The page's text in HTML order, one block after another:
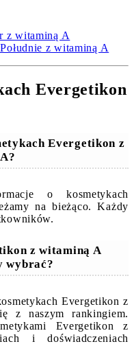
z witaminą A
z witaminą A
Evergetikon
Evergetikon z
o kosmetykach
na bieżąco. Każdy
z witaminą A
wybrać?
Evergetikon z
z naszym rankingiem.
Evergetikon z
i doświadczeniach